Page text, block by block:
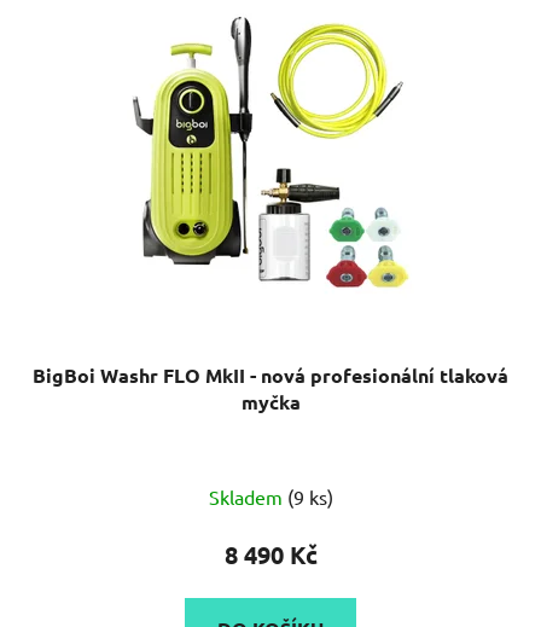
BigBoi Washr FLO MkII - nová profesionální tlaková
myčka
hodnocení
produktu
5,0
Skladem (9 ks)
8 490 Kč